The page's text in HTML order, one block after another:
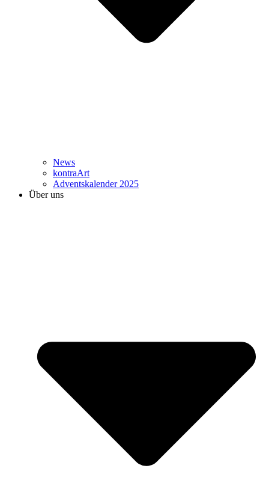
News
kontraArt
Adventskalender 2025
Über uns